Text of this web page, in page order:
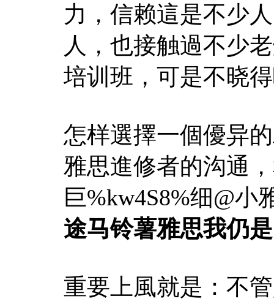
力，信赖這是不少
人，也接触過不少
培训班，可是不晓
怎样選擇一個優异
雅思進修者的沟通
巨%kw4S8%细@小
途马铃薯雅思我仍
重要上風就是：不